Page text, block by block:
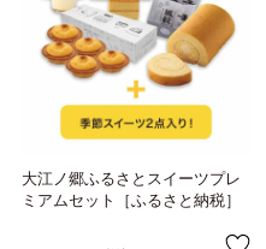
大江ノ郷ふるさとスイーツプレ
ミアムセット［ふるさと納税］